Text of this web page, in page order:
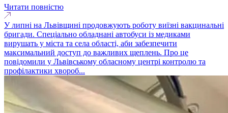
Читати повністю
У липні на Львівщині продовжують роботу виїзні вакцинальні
бригади. Спеціально обладнані автобуси із медиками
вирушать у міста та села області, аби забезпечити
максимальний доступ до важливих щеплень. Про це
повідомили у Львівському обласному центрі контролю та
профілактики хвороб...